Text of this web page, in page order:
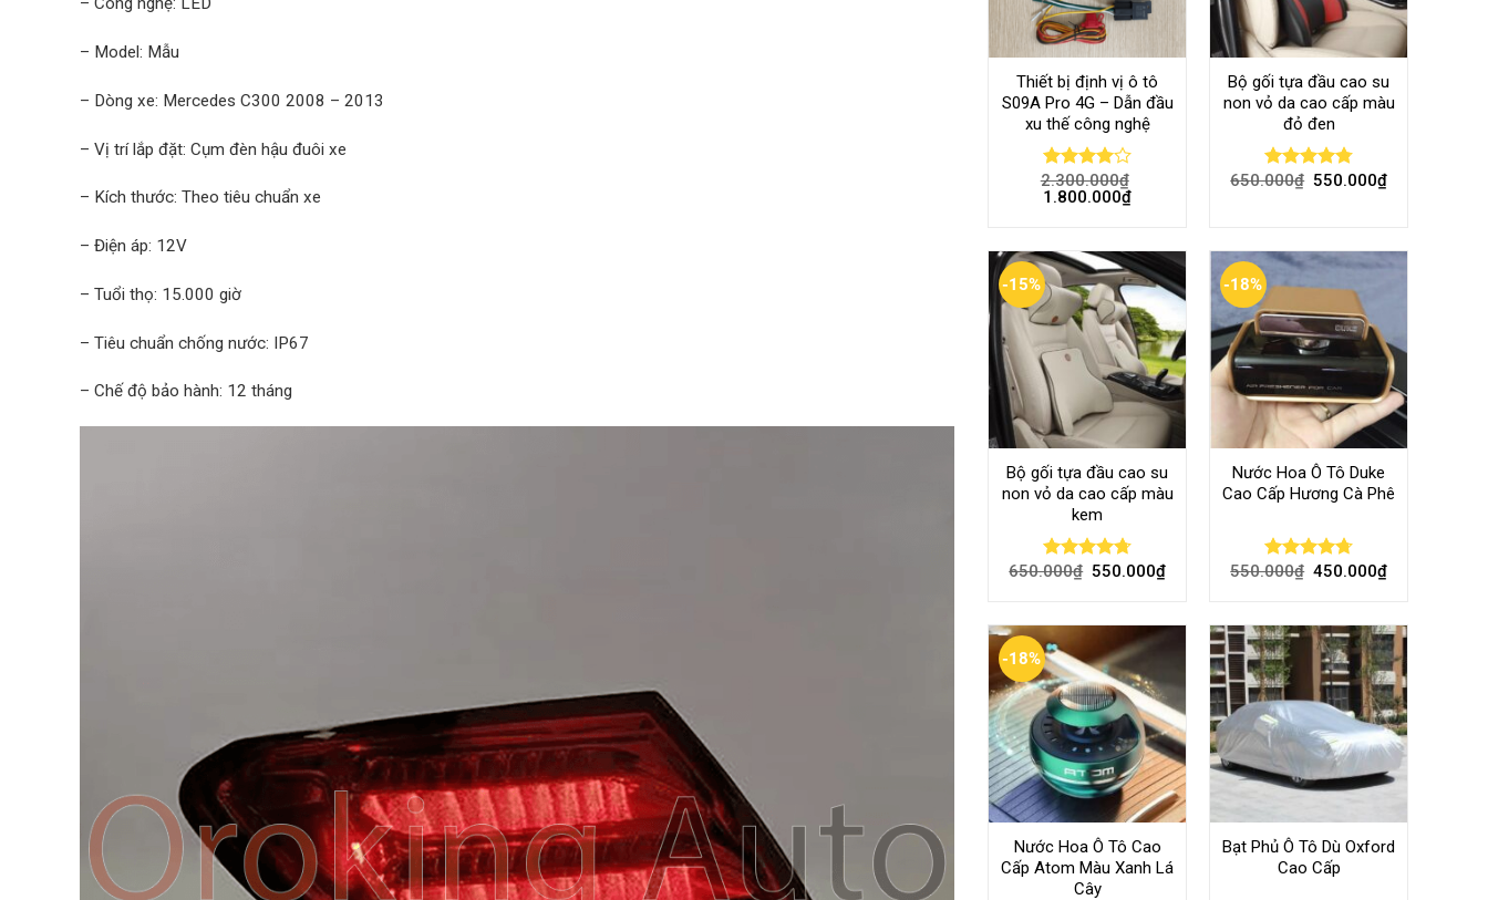
– Model: Mẫu
– Dòng xe: Mercedes C300 2008 – 2013
– Vị trí lắp đặt: Cụm đèn hậu đuôi xe
– Kích thước: Theo tiêu chuẩn xe
– Điện áp: 12V
– Tuổi thọ: 15.000 giờ
– Tiêu chuẩn chống nước: IP67
– Chế độ bảo hành: 12 tháng
Thiết bị định vị ô tô
S09A Pro 4G – Dẫn đầu
xu thế công nghệ
Rated
4.00out
2.300.000₫
1.800.000₫
Bộ gối tựa đầu cao su
non vỏ da cao cấp màu
đỏ đen
Rated4.80
650.000₫ 550.000₫
-15%
Bộ gối tựa đầu cao su
non vỏ da cao cấp màu
kem
Rated4.70
650.000₫ 550.000₫
-18%
Nước Hoa Ô Tô Duke
Cao Cấp Hương Cà Phê
Rated4.70
550.000₫ 450.000₫
-18%
Nước Hoa Ô Tô Cao
Cấp Atom Màu Xanh Lá
Cây
Bạt Phủ Ô Tô Dù Oxford
Cao Cấp